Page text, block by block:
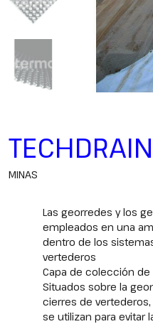
TECHDRAIN
MINAS
Las georredes y los
empleados en una
dentro de los
vertederos
Capa de colección de
Situados sobre la
cierres de
se utilizan para evitar